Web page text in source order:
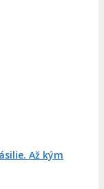
Až kým